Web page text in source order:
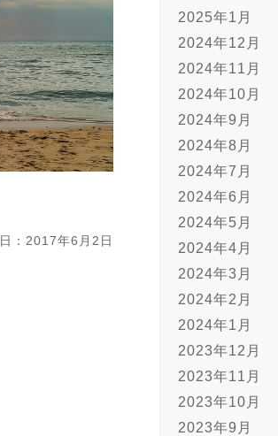
：2017年6月2日
2025年1月
2024年12月
2024年11月
2024年10月
2024年9月
2024年8月
2024年7月
2024年6月
2024年5月
2024年4月
2024年3月
2024年2月
2024年1月
2023年12月
2023年11月
2023年10月
2023年9月